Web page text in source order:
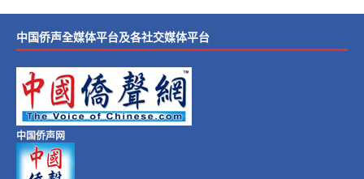
中国侨声全媒体平台及各社交媒体平台
中国侨声网